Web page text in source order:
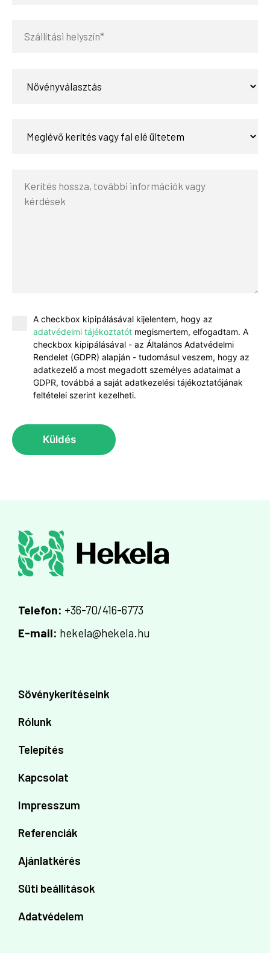
A checkbox kipipálásával kijelentem, hogy az
adatvédelmi tájékoztatót megismertem, elfogadtam. A
checkbox kipipálásával - az Általános Adatvédelmi
Rendelet (GDPR) alapján - tudomásul veszem, hogy az
adatkezelő a most megadott személyes adataimat a
GDPR, továbbá a saját adatkezelési tájékoztatójának
feltételei szerint kezelheti.
Küldés
Telefon: +36-70/416-6773
E-mail: hekela@hekela.hu
Sövénykerítéseink
Rólunk
Telepítés
Kapcsolat
Impresszum
Referenciák
Ajánlatkérés
Süti beállítások
Adatvédelem